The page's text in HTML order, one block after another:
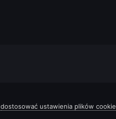
dostosować ustawienia plików cookie